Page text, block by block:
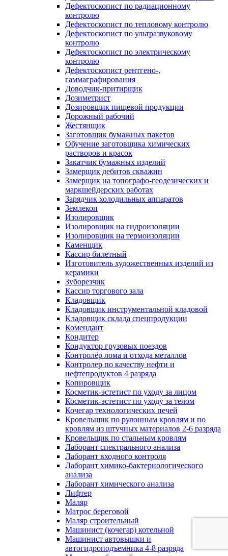
Дефектоскопист по радиационному
контролю
Дефектоскопист по тепловому контролю
Дефектоскопист по ультразвуковому
контролю
Дефектоскопист по электрическому
контролю
Дефектоскопист рентгено-,
гаммаграфирования
Доводчик-притирщик
Дозиметрист
Дозировщик пищевой продукции
Дорожный рабочий
Жестянщик
Заготовщик бумажных пакетов
Обучение заготовщика химических
растворов и красок
Закатчик бумажных изделий
Замерщик дебитов скважин
Замерщик на топографо-геодезических и
маркшейдерских работах
Зарядчик холодильных аппаратов
Землекоп
Изолировщик
Изолировщик на гидроизоляции
Изолировщик на термоизоляции
Каменщик
Кассир билетный
Изготовитель художественных изделий из
керамики
Зуборезчик
Кассир торгового зала
Кладовщик
Кладовщик инструментальной кладовой
Кладовщик склада спецпродукции
Комендант
Кондитер
Кондуктор грузовых поездов
Контролёр лома и отхода металлов
Контролер по качеству нефти и
нефтепродуктов 4 разряда
Копировщик
Косметик-эстетист по уходу за лицом
Косметик-эстетист по уходу за телом
Кочегар технологических печей
Кровельщик по рулонным кровлям и по
кровлям из штучных материалов 2-6 разряда
Кровельщик по стальным кровлям
Лаборант спектрального анализа
Лаборант входного контроля
Лаборант химико-бактериологического
анализа
Лаборант химического анализа
Лифтер
Маляр
Матрос береговой
Маляр строительный
Машинист (кочегар) котельной
Машинист автовышки и
автогидроподъемника 4-8 разряда